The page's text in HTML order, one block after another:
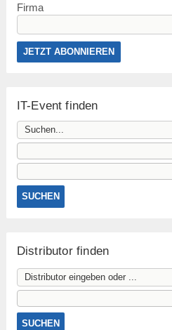
Firma
IT-Event finden
Distributor finden